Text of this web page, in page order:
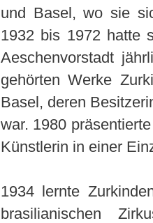
und Basel, wo sie
1932 bis 1972 hatte
Aeschenvorstadt
gehörten Werke
Basel, deren
war. 1980
Künstlerin in einer
1934 lernte
brasilianischen